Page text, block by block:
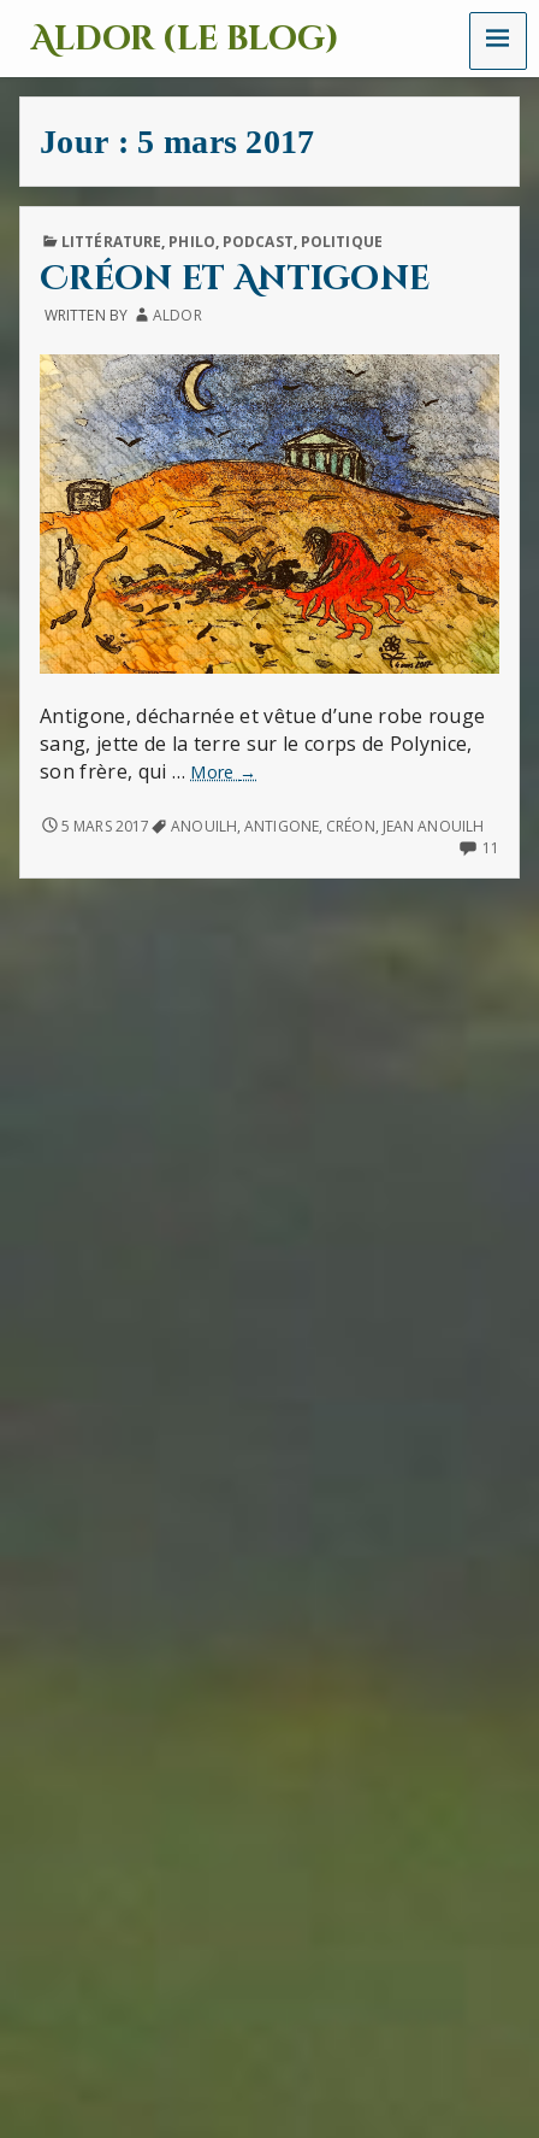
Aldor (le blog)
Un
site
des
des
images
et
sons
MENU
Jour : 5 mars 2017
PUBLISHED
LITTÉRATURE, PHILO, PODCAST, POLITIQUE
Créon et Antigone
WRITTEN BY ALDOR
Antigone, décharnée et vêtue d’une robe rouge
sang, jette de la terre sur le corps de Polynice,
son frère, qui … More Créon
Antigone
→
CRÉON
5 MARS 2017 ANOUILH,ANTIGONE, CRÉON, JEAN ANOUILH
11